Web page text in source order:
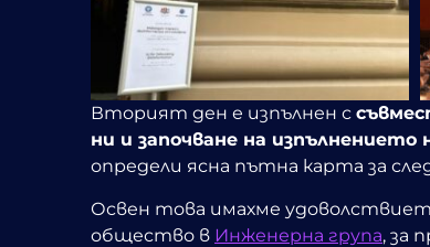
Вторият ден е изпълнен с
ни и започване на изпълнението
определи ясна пътна карта за
Освен това имахме
общество в Инженерна група, за